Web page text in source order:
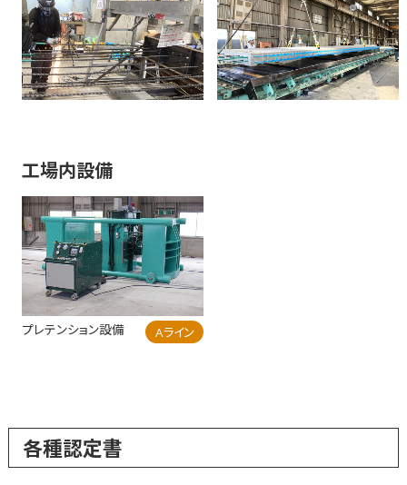
工場内設備
プレテンション設備 Aライン
各種認定書